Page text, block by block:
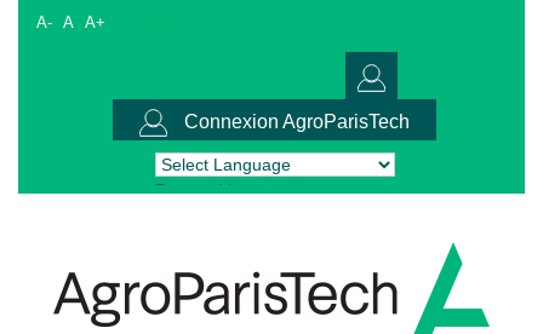
A- A A+
Connexion AgroParisTech
Powered by Translate